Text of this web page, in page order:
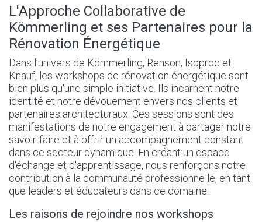
L'Approche Collaborative de
Kömmerling et ses Partenaires pour la
Rénovation Énergétique
Dans l'univers de Kömmerling, Renson, Isoproc et
Knauf, les workshops de rénovation énergétique sont
bien plus qu'une simple initiative. Ils incarnent notre
identité et notre dévouement envers nos clients et
partenaires architecturaux. Ces sessions sont des
manifestations de notre engagement à partager notre
savoir-faire et à offrir un accompagnement constant
dans ce secteur dynamique. En créant un espace
d'échange et d'apprentissage, nous renforçons notre
contribution à la communauté professionnelle, en tant
que leaders et éducateurs dans ce domaine.
Les raisons de rejoindre nos workshops